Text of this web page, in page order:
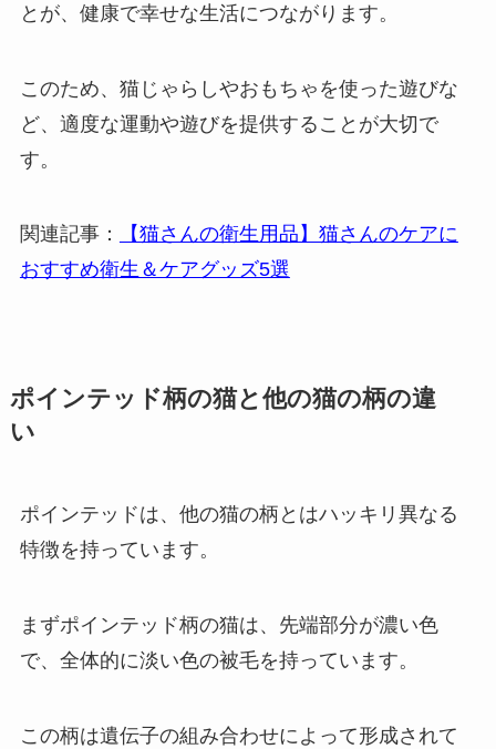
とが、健康で幸せな生活につながります。
このため、猫じゃらしやおもちゃを使った遊びな
ど、適度な運動や遊びを提供することが大切で
す。
関連記事：
【猫さんの衛生用品】猫さんのケアに
おすすめ衛生＆ケアグッズ5選
ポインテッド柄の猫と他の猫の柄の違
い
ポインテッドは、他の猫の柄とはハッキリ異なる
特徴を持っています。
まずポインテッド柄の猫は、先端部分が濃い色
で、全体的に淡い色の被毛を持っています。
この柄は遺伝子の組み合わせによって形成されて